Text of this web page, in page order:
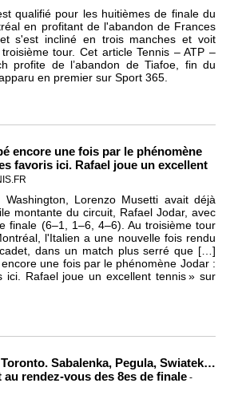
qualifié pour les huitièmes de finale du
en profitant de l'abandon de Frances
s'est incliné en trois manches et voit
tour. Cet article Tennis – ATP –
profite de l’abandon de Tiafoe, fin du
en premier sur Sport 365.
encore une fois par le phénomène
favoris ici. Rafael joue un excellent
Lorenzo Musetti avait déjà
montante du circuit, Rafael Jodar, avec
finale (6–1, 1–6, 4–6). Au troisième tour
l'Italien a une nouvelle fois rendu
dans un match plus serré que […]
une fois par le phénomène Jodar :
ici. Rafael joue un excellent tennis » sur
Toronto. Sabalenka, Pegula, Swiatek…
rendez-vous des 8es de finale -